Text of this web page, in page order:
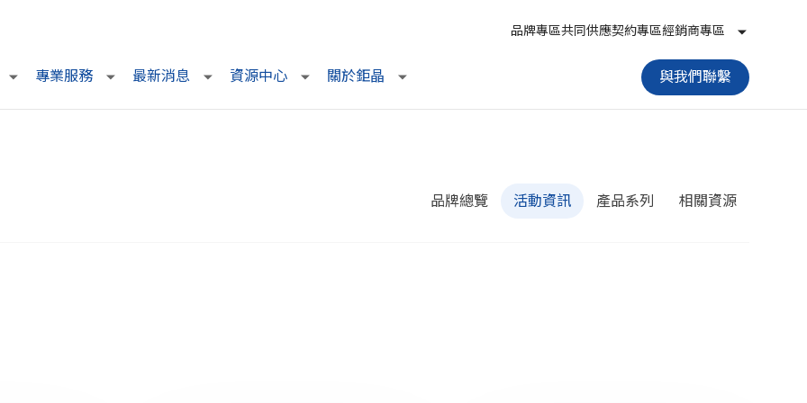
品牌專區共同供應契約專區經銷商專區
專業服務 最新消息 資源中心 關於鉅晶 與我們聯繫
品牌總覽 活動資訊 產品系列 相關資源